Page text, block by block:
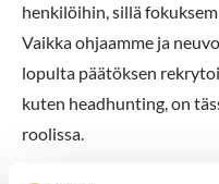
henkilöihin, sillä
Vaikka ohjaamme ja
lopulta päätöksen
kuten headhunting, on
roolissa.